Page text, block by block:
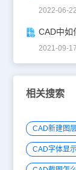
2022-06-
2021-09-
相关搜索
CAD新建图
CAD字体显